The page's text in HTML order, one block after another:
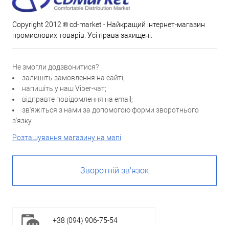
Copyright 2012 ® cd-market - Найкращий інтернет-магазин
промислових товарів. Усі права захищені.
Не змогли додзвонитися?
залишіть замовлення на сайті;
напишіть у наш Viber-чат;
відправте повідомлення на email;
зв'яжіться з нами за допомогою форми зворотнього
з'язку.
Розташування магазину на мапі
Зворотній зв'язок
+38 (094) 906-75-54